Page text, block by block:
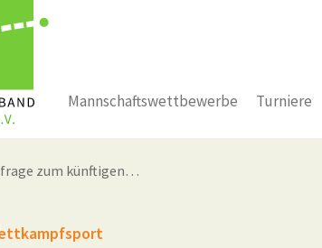
Mannschaftswettbewerbe Turniere
zum künftigen…